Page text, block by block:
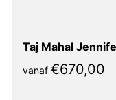
Taj Mahal
vanaf €670,00